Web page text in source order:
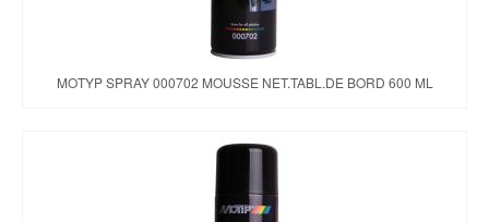
MOTYP SPRAY 000702 MOUSSE NET.TABL.DE BORD 600 ML